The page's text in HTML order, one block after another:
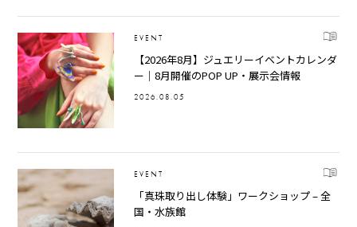
EVENT
【2026年8月】ジュエリーイベントカレンダ
ー｜8月開催のPOP UP・展示会情報
2026.08.05
EVENT
「真珠取り出し体験」ワークショップ – 全
国・水族館